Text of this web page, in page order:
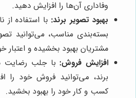
وفاداری آن‌ها را افزایش دهید.
بهبود تصویر برند: با استفاده
بسته‌بندی مناسب، می‌توانید
مشتریان بهبود بخشیده و اعتبار
افزایش فروش: با جلب رضایت
برند، می‌توانید فروش خود را
کسب و کار خود را بهبود بخشید.